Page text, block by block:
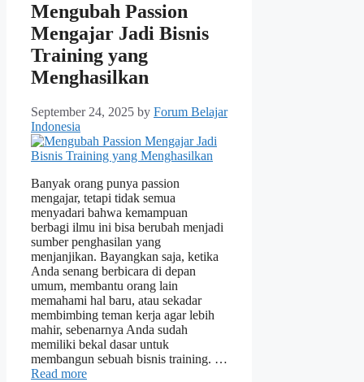
Mengubah Passion
Mengajar Jadi Bisnis
Training yang
Menghasilkan
September 24, 2025 by Forum Belajar
Indonesia
Banyak orang punya passion
mengajar, tetapi tidak semua
menyadari bahwa kemampuan
berbagi ilmu ini bisa berubah menjadi
sumber penghasilan yang
menjanjikan. Bayangkan saja, ketika
Anda senang berbicara di depan
umum, membantu orang lain
memahami hal baru, atau sekadar
membimbing teman kerja agar lebih
mahir, sebenarnya Anda sudah
memiliki bekal dasar untuk
membangun sebuah bisnis training. …
Read more